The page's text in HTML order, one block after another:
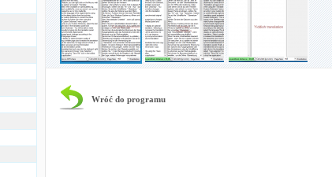
Wróć do programu